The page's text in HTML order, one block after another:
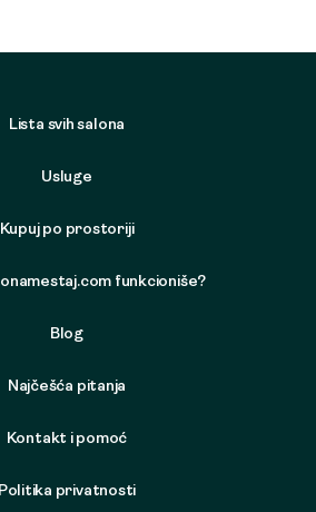
Lista svih salona
Usluge
Kupuj po prostoriji
funkcioniše?
Blog
Najčešća pitanja
Kontakt i pomoć
Politika privatnosti